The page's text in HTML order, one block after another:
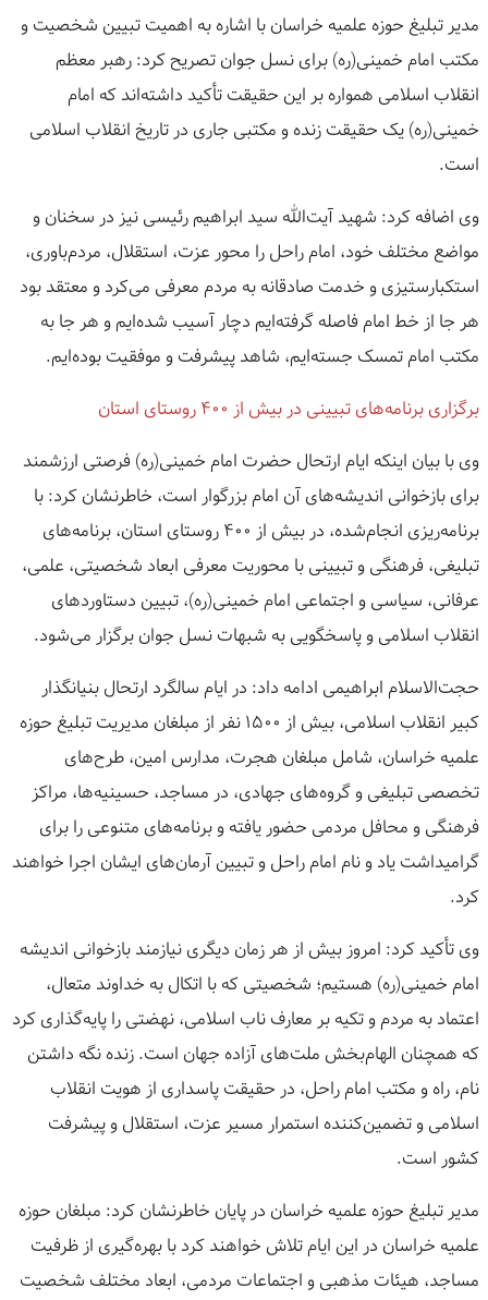
مدیر تبلیغ حوزه علمیه خراسان با اشاره به اهمیت تبیین شخصیت و
مکتب امام خمینی(ره) برای نسل جوان تصریح کرد: رهبر معظم
انقلاب اسلامی همواره بر این حقیقت تأکید داشته‌اند که امام
خمینی(ره) یک حقیقت زنده و مکتبی جاری در تاریخ انقلاب اسلامی
است.
وی اضافه کرد: شهید آیت‌الله سید ابراهیم رئیسی نیز در سخنان و
مواضع مختلف خود، امام راحل را محور عزت، استقلال، مردم‌باوری،
استکبارستیزی و خدمت صادقانه به مردم معرفی می‌کرد و معتقد بود
هر جا از خط امام فاصله گرفته‌ایم دچار آسیب شده‌ایم و هر جا به
مکتب امام تمسک جسته‌ایم، شاهد پیشرفت و موفقیت بوده‌ایم.
برگزاری برنامه‌های تبیینی در بیش از ۴۰۰ روستای استان
وی با بیان اینکه ایام ارتحال حضرت امام خمینی(ره) فرصتی ارزشمند
برای بازخوانی اندیشه‌های آن امام بزرگوار است، خاطرنشان کرد: با
برنامه‌ریزی انجام‌شده، در بیش از ۴۰۰ روستای استان، برنامه‌های
تبلیغی، فرهنگی و تبیینی با محوریت معرفی ابعاد شخصیتی، علمی،
عرفانی، سیاسی و اجتماعی امام خمینی(ره)، تبیین دستاوردهای
انقلاب اسلامی و پاسخگویی به شبهات نسل جوان برگزار می‌شود.
حجت‌الاسلام ابراهیمی ادامه داد: در ایام سالگرد ارتحال بنیانگذار
کبیر انقلاب اسلامی، بیش از ۱۵۰۰ نفر از مبلغان مدیریت تبلیغ حوزه
علمیه خراسان، شامل مبلغان هجرت، مدارس امین، طرح‌های
تخصصی تبلیغی و گروه‌های جهادی، در مساجد، حسینیه‌ها، مراکز
فرهنگی و محافل مردمی حضور یافته و برنامه‌های متنوعی را برای
گرامیداشت یاد و نام امام راحل و تبیین آرمان‌های ایشان اجرا خواهند
کرد.
وی تأکید کرد: امروز بیش از هر زمان دیگری نیازمند بازخوانی اندیشه
امام خمینی(ره) هستیم؛ شخصیتی که با اتکال به خداوند متعال،
اعتماد به مردم و تکیه بر معارف ناب اسلامی، نهضتی را پایه‌گذاری کرد
که همچنان الهام‌بخش ملت‌های آزاده جهان است. زنده نگه داشتن
نام، راه و مکتب امام راحل، در حقیقت پاسداری از هویت انقلاب
اسلامی و تضمین‌کننده استمرار مسیر عزت، استقلال و پیشرفت
کشور است.
مدیر تبلیغ حوزه علمیه خراسان در پایان خاطرنشان کرد: مبلغان حوزه
علمیه خراسان در این ایام تلاش خواهند کرد با بهره‌گیری از ظرفیت
مساجد، هیئات مذهبی و اجتماعات مردمی، ابعاد مختلف شخصیت